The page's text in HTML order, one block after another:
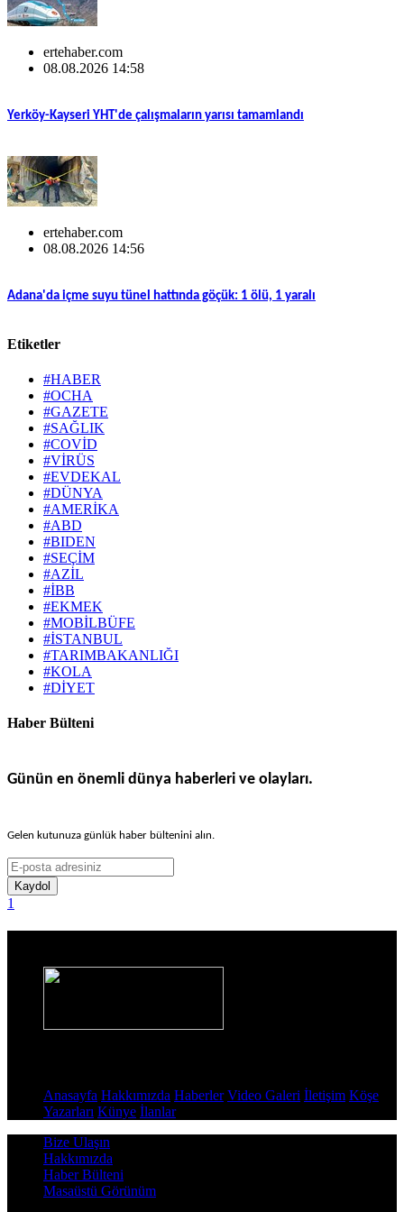
ertehaber.com
08.08.2026 14:58
Yerköy-Kayseri YHT'de çalışmaların yarısı tamamlandı
ertehaber.com
08.08.2026 14:56
Adana'da içme suyu tünel hattında göçük: 1 ölü, 1 yaralı
Etiketler
#HABER
#OCHA
#GAZETE
#SAĞLIK
#COVİD
#VİRÜS
#EVDEKAL
#DÜNYA
#AMERİKA
#ABD
#BIDEN
#SEÇİM
#AZİL
#İBB
#EKMEK
#MOBİLBÜFE
#İSTANBUL
#TARIMBAKANLIĞI
#KOLA
#DİYET
Haber Bülteni
Günün en önemli dünya haberleri ve olayları.
Gelen kutunuza günlük haber bültenini alın.
Kaydol
1
Anasayfa Hakkımızda Haberler Video Galeri İletişim Köşe
Yazarları Künye İlanlar
Bize Ulaşın
Hakkımızda
Haber Bülteni
Masaüstü Görünüm